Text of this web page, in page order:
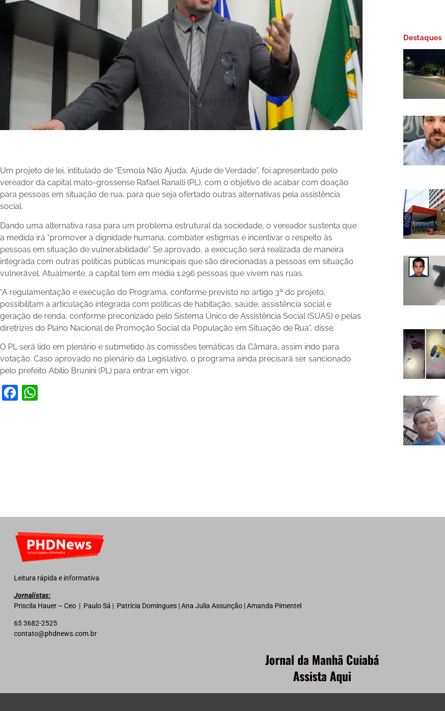
Um projeto de lei, intitulado de “Esmola Não Ajuda, Ajude de Verdade”, foi apresentado pelo
vereador da capital mato-grossense Rafael Ranalli (PL), com o objetivo de acabar com doação
para pessoas em situação de rua, para que seja ofertado outras alternativas pela assistência
social.
Dando uma alternativa rasa para um problema estrutural da sociedade, o vereador sustenta que
a medida irá “promover a dignidade humana, combater estigmas e incentivar o respeito às
pessoas em situação de vulnerabilidade”. Se aprovado, a execução será realizada de maneira
integrada com outras políticas públicas municipais que são direcionadas a pessoas em situação
vulnerável. Atualmente, a capital tem em média 1.296 pessoas que vivem nas ruas.
“A regulamentação e execução do Programa, conforme previsto no artigo 3º do projeto,
possibilitam a articulação integrada com políticas de habitação, saúde, assistência social e
geração de renda, conforme preconizado pelo Sistema Único de Assistência Social (SUAS) e pelas
diretrizes do Plano Nacional de Promoção Social da População em Situação de Rua”, disse.
O PL será lido em plenário e submetido às comissões temáticas da Câmara, assim indo para
votação. Caso aprovado no plenário da Legislativo, o programa ainda precisará ser sancionado
pelo prefeito Abílio Brunini (PL) para entrar em vigor.
Facebook
Destaques
Leitura rápida e informativa
Jornalistas:
Priscila Hauer – Ceo | Paulo Sá | Patrícia Domingues | Ana Julia Assunção | Amanda Pimentel
65 3682-2525
contato@phdnews.com.br
Jornal da Manhã Cuiabá
Assista Aqui